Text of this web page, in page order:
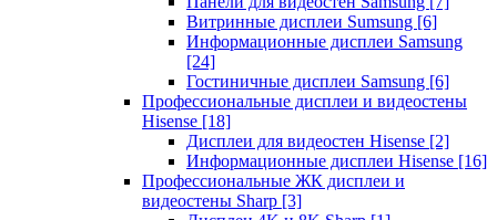
Витринные дисплеи Sumsung [6]
Информационные дисплеи Samsung
[24]
Гостиничные дисплеи Samsung [6]
Профессиональные дисплеи и видеостены
Hisense [18]
Дисплеи для видеостен Hisense [2]
Информационные дисплеи Hisense [16]
Профессиональные ЖК дисплеи и
видеостены Sharp [3]